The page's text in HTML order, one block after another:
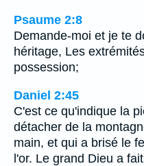
Psaume 2:8
Demande-moi et je te
héritage, Les
possession;
Daniel 2:45
C'est ce qu'indique la
détacher de la
main, et qui a brisé le
l'or. Le grand Dieu a